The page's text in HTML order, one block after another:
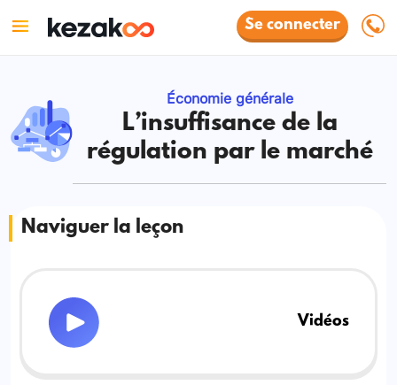
Se connecter
Économie générale
L’insuffisance de la
régulation par le marché
Naviguer la leçon
Vidéos